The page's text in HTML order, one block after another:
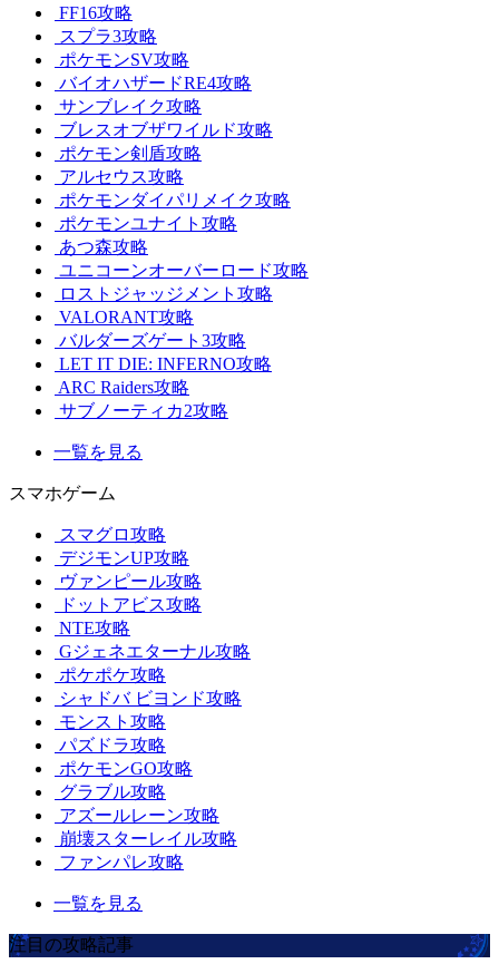
FF16攻略
スプラ3攻略
ポケモンSV攻略
バイオハザードRE4攻略
サンブレイク攻略
ブレスオブザワイルド攻略
ポケモン剣盾攻略
アルセウス攻略
ポケモンダイパリメイク攻略
ポケモンユナイト攻略
あつ森攻略
ユニコーンオーバーロード攻略
ロストジャッジメント攻略
VALORANT攻略
バルダーズゲート3攻略
LET IT DIE: INFERNO攻略
ARC Raiders攻略
サブノーティカ2攻略
一覧を見る
スマホゲーム
スマグロ攻略
デジモンUP攻略
ヴァンピール攻略
ドットアビス攻略
NTE攻略
Gジェネエターナル攻略
ポケポケ攻略
シャドバ ビヨンド攻略
モンスト攻略
パズドラ攻略
ポケモンGO攻略
グラブル攻略
アズールレーン攻略
崩壊スターレイル攻略
ファンパレ攻略
一覧を見る
注目の攻略記事